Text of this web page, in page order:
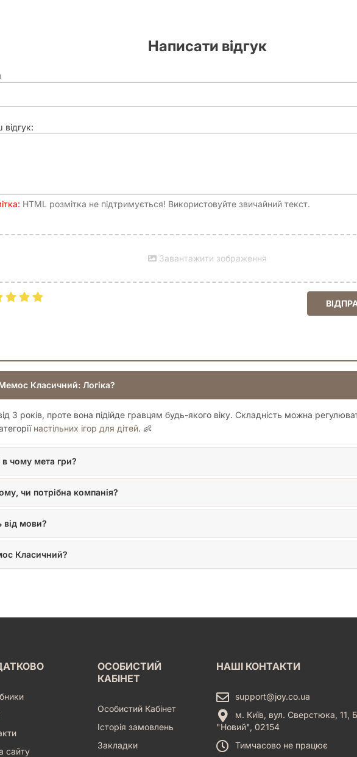
Написати відгук
відгук:
HTML розмітка не підтримується! Використовуйте звичайний текст.
Завантажити зображення
Класичний: Логіка?
3 років, проте вона підійде гравцям будь-якого віку. Складність можна
настільних ігор для дітей. 👶
чому мета гри?
чи потрібна компанія?
від мови?
Класичний?
сайту
ОСОБИСТИЙ
КАБІНЕТ
Особистий Кабінет
Історія замовлень
Закладки
НАШІ КОНТАКТИ
support@joy.co.ua
м. Київ, вул. Сверстюка, 11,
"Новий", 02154
Тимчасово не працює